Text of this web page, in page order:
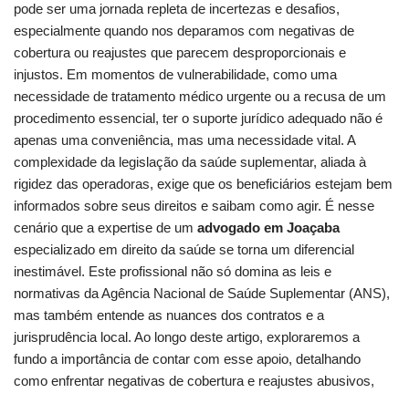
pode ser uma jornada repleta de incertezas e desafios,
especialmente quando nos deparamos com negativas de
cobertura ou reajustes que parecem desproporcionais e
injustos. Em momentos de vulnerabilidade, como uma
necessidade de tratamento médico urgente ou a recusa de um
procedimento essencial, ter o suporte jurídico adequado não é
apenas uma conveniência, mas uma necessidade vital. A
complexidade da legislação da saúde suplementar, aliada à
rigidez das operadoras, exige que os beneficiários estejam bem
informados sobre seus direitos e saibam como agir. É nesse
cenário que a expertise de um advogado em Joaçaba
especializado em direito da saúde se torna um diferencial
inestimável. Este profissional não só domina as leis e
normativas da Agência Nacional de Saúde Suplementar (ANS),
mas também entende as nuances dos contratos e a
jurisprudência local. Ao longo deste artigo, exploraremos a
fundo a importância de contar com esse apoio, detalhando
como enfrentar negativas de cobertura e reajustes abusivos,